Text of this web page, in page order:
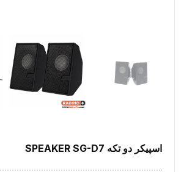
اسپیکر دو تکه SPEAKER SG-D7